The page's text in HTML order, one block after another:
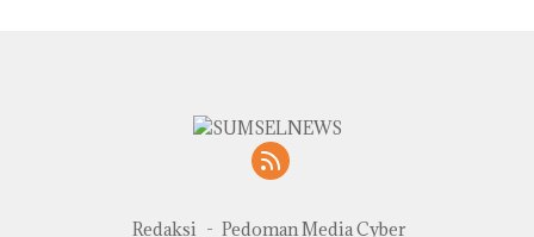
Redaksi Pedoman Media Cyber